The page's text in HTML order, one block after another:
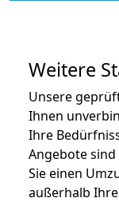
Weitere
Unsere
Ihnen
Ihre
Angebote
Sie einen
außerhalb